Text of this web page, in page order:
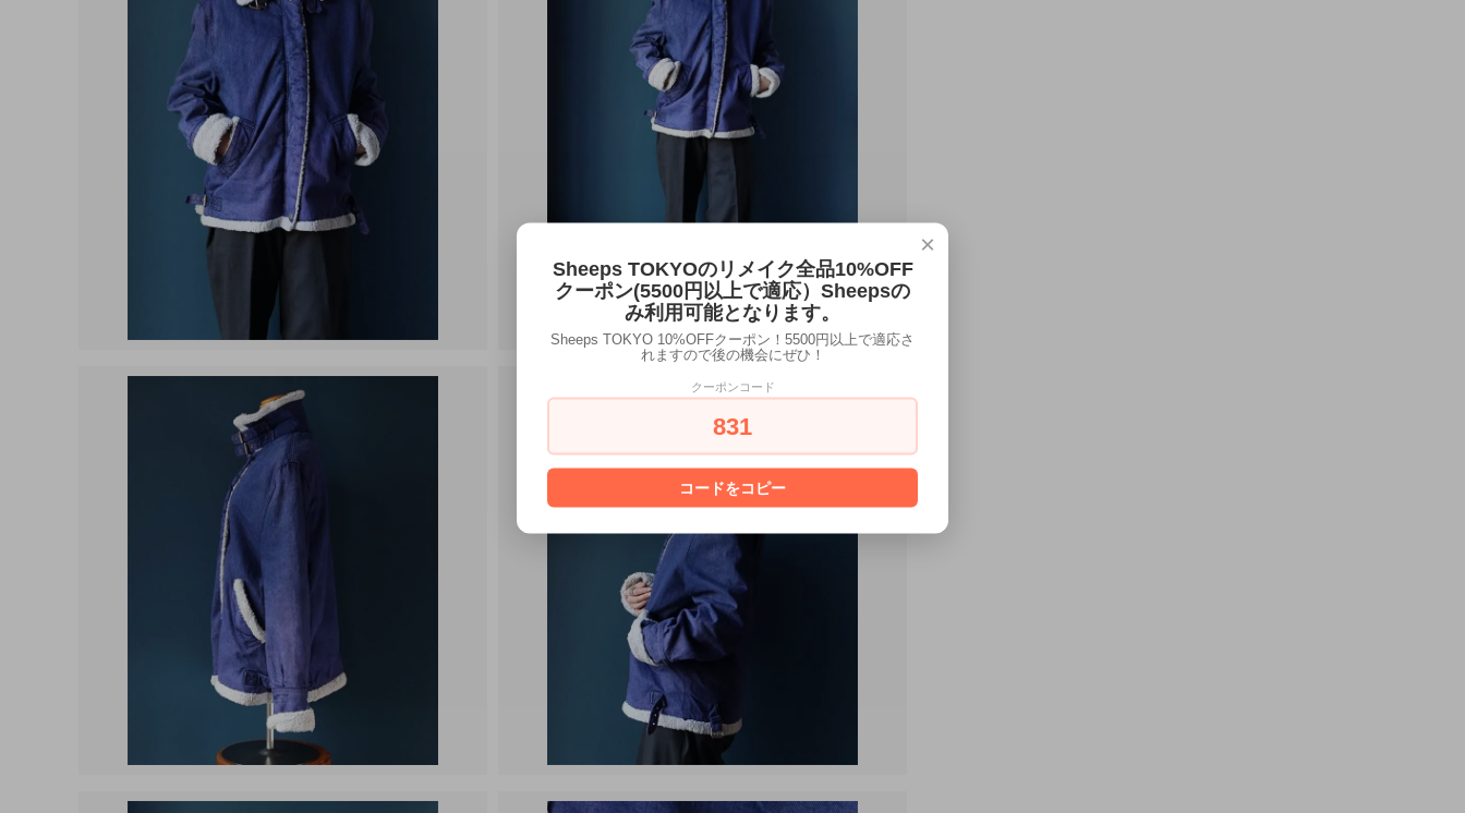
×
Sheeps TOKYOのリメイク全品10%OFF
クーポン(5500円以上で適応）Sheepsの
み利用可能となります。
Sheeps TOKYO 10%OFFクーポン！5500円以上で適応さ
れますので後の機会にぜひ！
クーポンコード
831
コードをコピー